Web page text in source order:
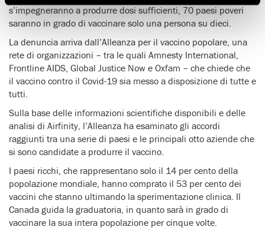
s’impegneranno a produrre dosi sufficienti, 70 paesi poveri
saranno in grado di vaccinare solo una persona su dieci.
La denuncia arriva dall’Alleanza per il vaccino popolare, una
rete di organizzazioni – tra le quali Amnesty International,
Frontline AIDS, Global Justice Now e Oxfam – che chiede che
il vaccino contro il Covid-19 sia messo a disposizione di tutte e
tutti.
Sulla base delle informazioni scientifiche disponibili e delle
analisi di Airfinity, l’Alleanza ha esaminato gli accordi
raggiunti tra una serie di paesi e le principali otto aziende che
si sono candidate a produrre il vaccino.
I paesi ricchi, che rappresentano solo il 14 per cento della
popolazione mondiale, hanno comprato il 53 per cento dei
vaccini che stanno ultimando la sperimentazione clinica. Il
Canada guida la graduatoria, in quanto sarà in grado di
vaccinare la sua intera popolazione per cinque volte.